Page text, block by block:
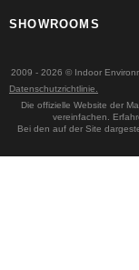
SHOWROOMS
2009 - 2026 © Indoor
Datenschutzrichtlinie.
Die offizielle Website der
vereinfachen.
Bei den auf der Site